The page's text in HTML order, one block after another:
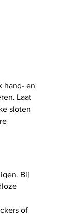
hang- en
Laat
sloten
Bij
of